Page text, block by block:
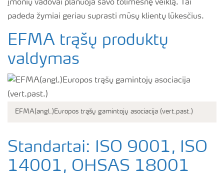
įmonių vadovai planuoja savo tolimesnę veiklą. Tai
padeda žymiai geriau suprasti mūsų klientų lūkesčius.
EFMA trąšų produktų
valdymas
EFMA(angl.)Europos trąšų gamintojų asociacija (vert.past.)
Standartai: ISO 9001, ISO
14001, OHSAS 18001